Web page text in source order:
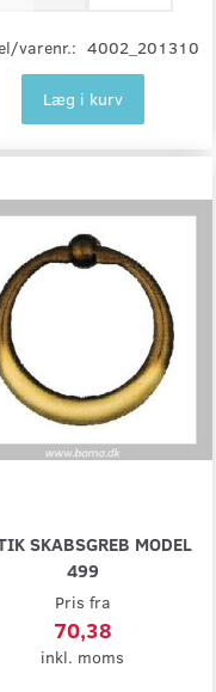
varenr.: 4002_201310
Læg i kurv
SKABSGREB MODEL
499
Pris fra
70,38
inkl. moms